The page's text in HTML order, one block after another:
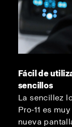
Fácil de
sencillos
La sencillez
Pro-11 es
nueva